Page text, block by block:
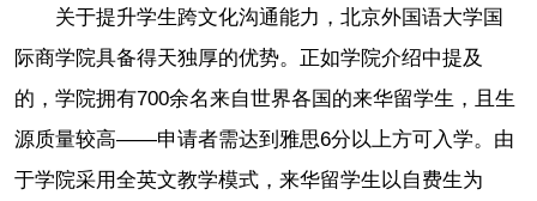
关于提升学生跨文化沟通能力，北京外国语大学国
际商学院具备得天独厚的优势。正如学院介绍中提及
的，学院拥有700余名来自世界各国的来华留学生，且生
源质量较高——申请者需达到雅思6分以上方可入学。由
于学院采用全英文教学模式，来华留学生以自费生为